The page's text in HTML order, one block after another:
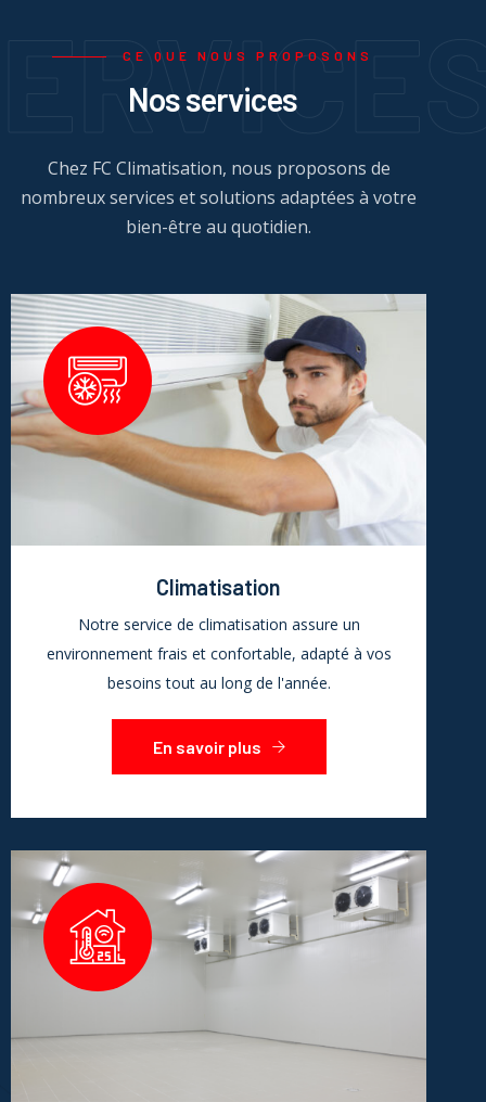
CE QUE NOUS PROPOSONS
Nos services
Chez FC Climatisation, nous proposons de
nombreux services et solutions adaptées à votre
bien-être au quotidien.
Climatisation
Notre service de climatisation assure un
environnement frais et confortable, adapté à vos
besoins tout au long de l'année.
En savoir plus